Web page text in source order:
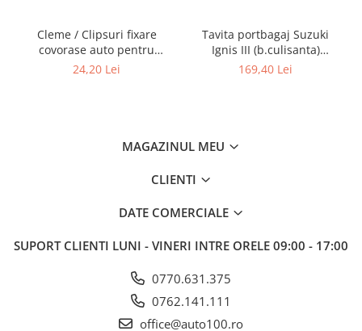
Cleme / Clipsuri fixare
covorase auto pentru
Renault / Nissan
24,20 Lei
Tavita portbagaj Suzuki
Ignis III (b.culisanta)
Guardliner
169,40 Lei
MAGAZINUL MEU
CLIENTI
DATE COMERCIALE
SUPORT CLIENTI LUNI - VINERI INTRE ORELE 09:00 - 17:00
0770.631.375
0762.141.111
office@auto100.ro